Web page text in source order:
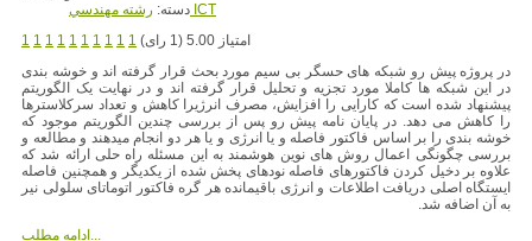
دسته: رشته مهندسي ICT
1 1 1 1 1 1 1 1 1 1
امتیاز 5.00 (1 رای)
در پروژه پیش رو شبکه های حسگر بی سیم مورد بحث قرار گرفته اند و خوشه بندی
در این شبکه ها کاملا مورد تجزیه و تحلیل قرار گرفته اند و در نهایت یک الگوریتم
پیشنهاد شده است که کارایی را افزایش، مصرف انرژیرا کاهش و تعداد سرکلاسترها
را کاهش می دهد. در پایان نامه پیش رو پس از بررسی چندین الگوریتم موجود که
خوشه بندی را بر اساس فاکتور فاصله و یا انرژی و یا هر دو انجام میدهند و مطالعه و
بررسی چگونگی اعمال روش های نوین هوشمند به این مسئله راه حلی ارائه شد که
علاوه بر دخیل کردن فاکتورهای فاصله نودهای پخش شده از یکدیگر و همچنین فاصله
ایستگاه اصلی دریافت اطلاعات و انرژی باقیمانده هر گره فاکتور اتوماتای سلولی نیر
به آن اضافه شد.